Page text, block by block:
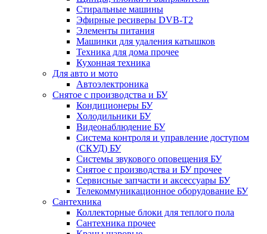
Стиральные машины
Эфирные ресиверы DVB-T2
Элементы питания
Машинки для удаления катышков
Техника для дома прочее
Кухонная техника
Для авто и мото
Автоэлектроника
Снятое с производства и БУ
Кондиционеры БУ
Холодильники БУ
Видеонаблюдение БУ
Система контроля и управление доступом
(СКУД) БУ
Системы звукового оповещения БУ
Снятое с производства и БУ прочее
Сервисные запчасти и аксессуары БУ
Телекоммуникационное оборудование БУ
Сантехника
Коллекторные блоки для теплого пола
Сантехника прочее